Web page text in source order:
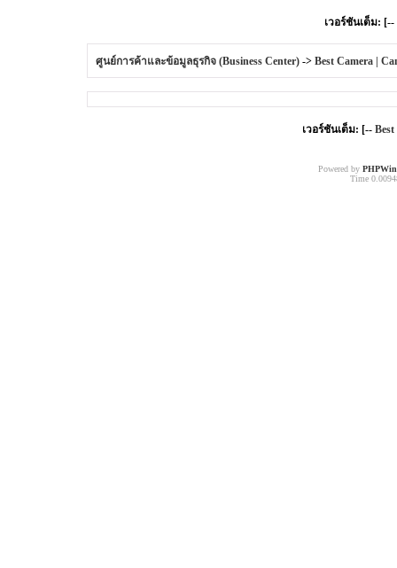
เวอร์ชันเต็ม: [--
ศูนย์การค้าและข้อมูลธุรกิจ (Business Center) -> Best Camera |
เวอร์ชันเต็ม: [--
Powered by
Time